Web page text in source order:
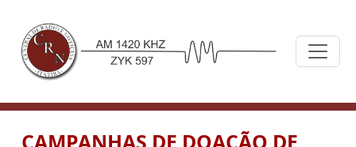
CAMPANHAS DE DOAÇÃO DE